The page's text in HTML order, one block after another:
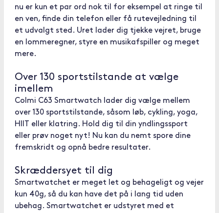
nu er kun et par ord nok til for eksempel at ringe til
en ven, finde din telefon eller få rutevejledning til
et udvalgt sted. Uret lader dig tjekke vejret, bruge
en lommeregner, styre en musikafspiller og meget
mere.
Over 130 sportstilstande at vælge
imellem
Colmi C63 Smartwatch lader dig vælge mellem
over 130 sportstilstande, såsom løb, cykling, yoga,
HIIT eller klatring. Hold dig til din yndlingssport
eller prøv noget nyt! Nu kan du nemt spore dine
fremskridt og opnå bedre resultater.
Skræddersyet til dig
Smartwatchet er meget let og behageligt og vejer
kun 40g, så du kan have det på i lang tid uden
ubehag. Smartwatchet er udstyret med et